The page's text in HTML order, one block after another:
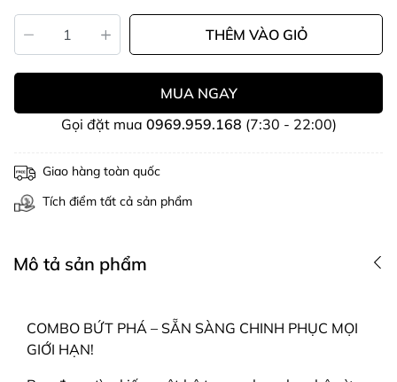
THÊM VÀO GIỎ
MUA NGAY
Gọi đặt mua 0969.959.168 (7:30 - 22:00)
Giao hàng toàn quốc
Tích điểm tất cả sản phẩm
Mô tả sản phẩm
COMBO BỨT PHÁ – SẴN SÀNG CHINH PHỤC MỌI
GIỚI HẠN!